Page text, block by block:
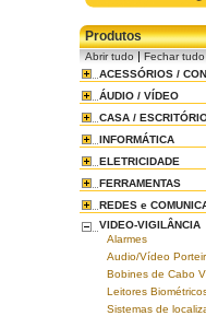
Produtos
Abrir tudo|Fechar tudo
ACESSÓRIOS /
ÁUDIO / VÍDEO
CASA /
INFORMÁTICA
ELETRICIDADE
FERRAMENTAS
REDES e
VIDEO-VIGILÂNCIA
Alarmes
Audio/Vídeo
Bobines de Cabo
Leitores
Sistemas de